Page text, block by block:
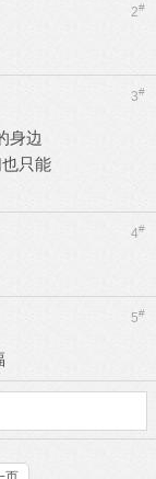
2#
3#
身边
只能
4#
5#